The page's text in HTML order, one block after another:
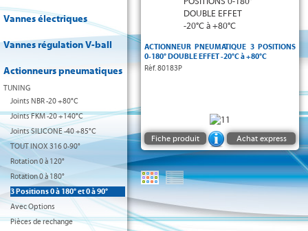
Vannes électriques
Vannes régulation V-ball
Actionneurs pneumatiques
TUNING
Joints NBR -20 +80°C
Joints FKM -20 +140°C
Joints SILICONE -40 +85°C
TOUT INOX 316 0-90°
Rotation 0 à 120°
Rotation 0 à 180°
3 Positions 0 à 180° et 0 à 90°
Avec Options
Pièces de rechange
ACTIONNEUR PNEUMATIQUE 3 POSITIONS
0-180° DOUBLE EFFET -20°C à +80°C
Réf. 80183P
Fiche produit Achat express
ISO 5211
DIN 3337
VDI/VDE